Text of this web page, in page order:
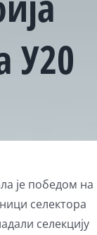
У20
је победом на
селектора
селекцију